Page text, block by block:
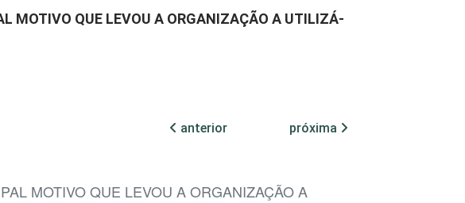
MOTIVO QUE LEVOU A ORGANIZAÇÃO A UTILIZÁ-
anterior
próxima
MOTIVO QUE LEVOU A ORGANIZAÇÃO A